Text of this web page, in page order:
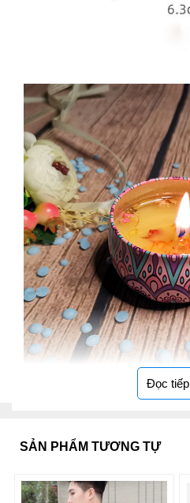
Đọc tiếp
SẢN PHẨM TƯƠNG TỰ